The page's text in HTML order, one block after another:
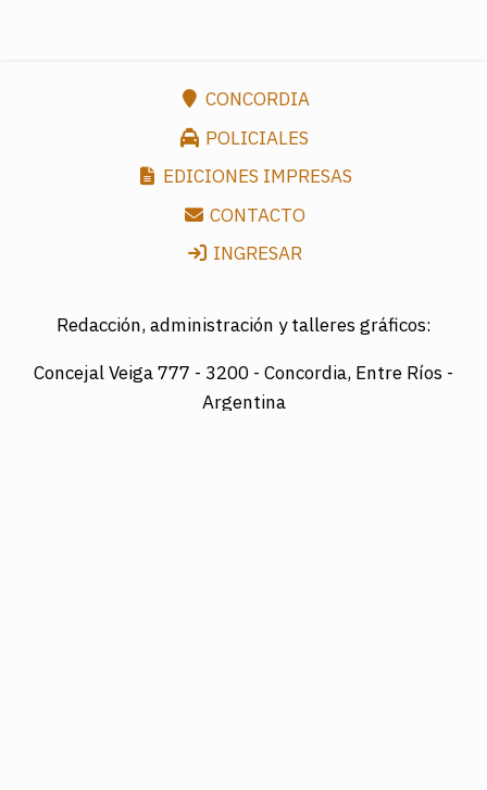
CONCORDIA
POLICIALES
EDICIONES IMPRESAS
CONTACTO
INGRESAR
Redacción, administración y talleres gráficos:
Concejal Veiga 777 - 3200 - Concordia, Entre Ríos -
Argentina